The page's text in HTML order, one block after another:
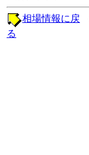
相場情報に戻
る